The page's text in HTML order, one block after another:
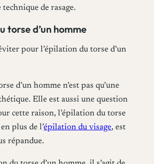
technique de rasage.
torse d’un homme
pour l’épilation du torse d’un
d’un homme n’est pas qu’une
Elle est aussi une question
cette raison, l’épilation du torse
plus de l’épilation du visage, est
répandue.